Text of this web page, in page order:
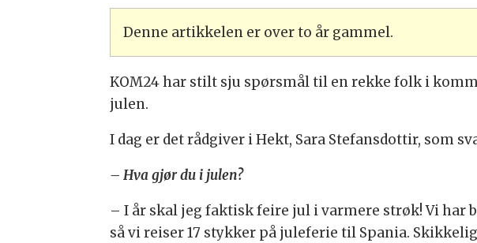
Denne artikkelen er over to år gammel.
KOM24 har stilt sju spørsmål til en rekke folk i
julen.
I dag er det rådgiver i Hekt, Sara Stefansdottir, som
– Hva gjør du i julen?
– I år skal jeg faktisk feire jul i varmere strøk! Vi har
så vi reiser 17 stykker på juleferie til Spania.